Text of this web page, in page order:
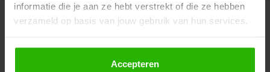
informatie die je aan ze hebt verstrekt of die ze hebben
verzameld op basis van jouw gebruik van hun services.
Als je op "Accepteer" klikt, dan geef je Voordeeluitjes.nl
toestemming om cookies voor social media en
Accepteren
information).